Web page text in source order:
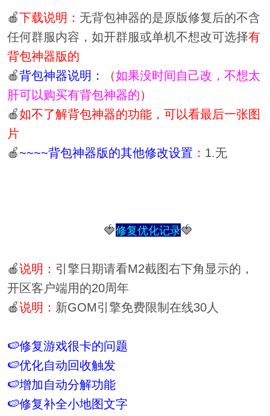
🍎下载说明： 无背包神器的是原版修复后的不含
任何群服内容，如开群服或单机不想改可选择有
背包神器版的
🍎背包神器说明： （如果没时间自己改，不想太
肝可以购买有背包神器的）
🍎如不了解背包神器的功能，可以看最后一张图
片
🍎~~~~背包神器版的其他修改设置 ： 1.无
🍓修复优化记录🍓
🍎说明： 引擎日期请看M2截图右下角显示的，
开区客户端用的20周年
🍎说明： 新GOM引擎免费限制在线30人
🍉修复游戏很卡的问题
🍉优化自动回收触发
🍉增加自动分解功能
🍉修复补全小地图文字